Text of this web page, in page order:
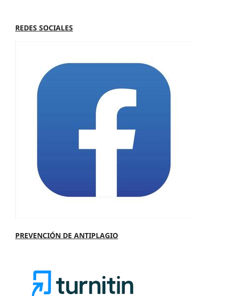
REDES SOCIALES
PREVENCIÓN DE ANTIPLAGIO